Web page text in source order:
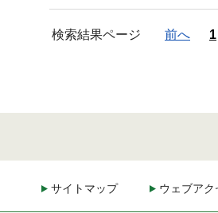
検索結果ページ 前へ 1
サイトマップ ウェブアク